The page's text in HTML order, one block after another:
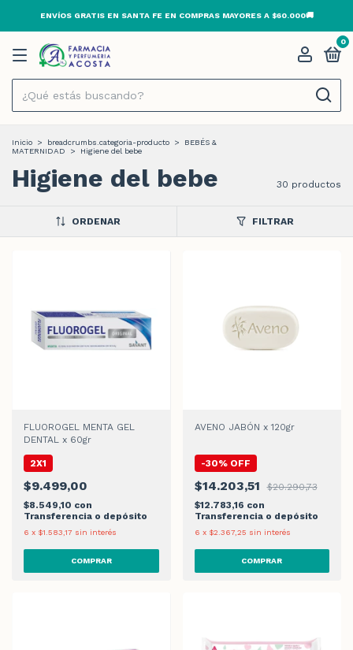
3 Y 6 CUOTAS SIN INTERÉS 💳
0
Inicio > breadcrumbs.categoria-producto >
BEBÉS &
MATERNIDAD
> Higiene del bebe
Higiene del bebe 30 productos
ORDENAR FILTRAR
FLUOROGEL MENTA GEL
DENTAL x 60gr
2X1
$9.499,00
$8.549,10 con
Transferencia o depósito
6 x $1.583,17 sin interés
AVENO JABÓN x 120gr
-30% OFF
$14.203,51
$20.290,73
$12.783,16 con
Transferencia o depósito
6 x $2.367,25 sin interés